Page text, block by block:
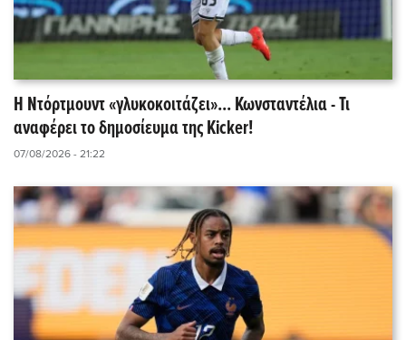
Η Ντόρτμουντ «γλυκοκοιτάζει»... Κωνσταντέλια - Τι
αναφέρει το δημοσίευμα της Kicker!
07/08/2026 - 21:22